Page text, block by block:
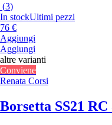
(3)
In stockUltimi pezzi
76 €
Aggiungi
Aggiungi
altre varianti
Conviene
Renata Corsi
Borsetta SS21 RC